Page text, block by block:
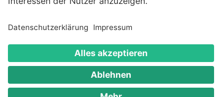
Alle genannten Produkte und Logos sind eingetragene
Warenzeichen der jeweiligen Hersteller.
Copyright © 2008 - 2026 Toys for Fun GmbH - Alle
Rechte vorbehalten